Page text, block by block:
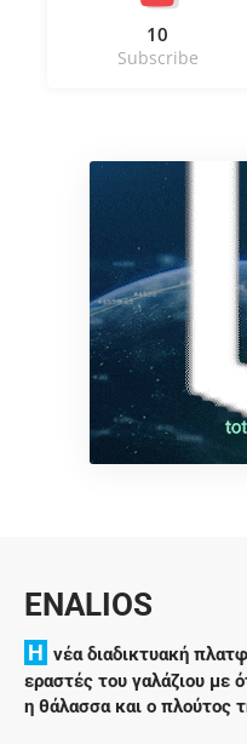
10
Subscribe
ENALIOS
H νέα διαδικτυακή
εραστές του γαλάζιου με
η θάλασσα και ο πλούτος